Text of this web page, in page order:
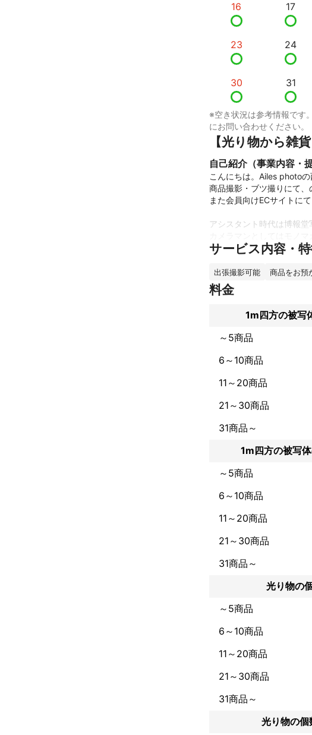
16 17
23 24
30 31
※空き状況は参考情報です
にお問い合わせください。
【光り物から雑
自己紹介（事業内容・
こんにちは。Ailes photoの
商品撮影・ブツ撮りにて、
また会員向けECサイトに
アシスタント時代は博報堂
現在はフリーランスで、カ
時計やジュエリーの光り
商品の見せ所を探して撮影
長年の経験から、撮影方
安心してお任せください。
これまでの実績
Forbes Japan、
東洋経済オンライン等、
撮影を担当。
アピールポイント
ブツ撮りから人物ポート
モノを作ったヒトの思い
撮影前のヒアリングの時
サービス内容・
出張撮影可能 商品をお預
料金
1m四方の被写
～5商品
6～10商品
11～20商品
21～30商品
31商品～
1m四方の被写
～5商品
6～10商品
11～20商品
21～30商品
31商品～
光り物の
～5商品
6～10商品
11～20商品
21～30商品
31商品～
光り物の個